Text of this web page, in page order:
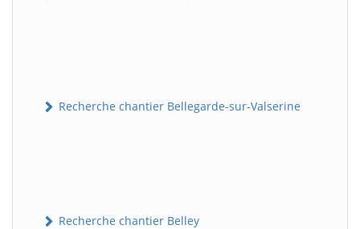
Recherche chantier Bellegarde-sur-Valserine
Recherche chantier Belley